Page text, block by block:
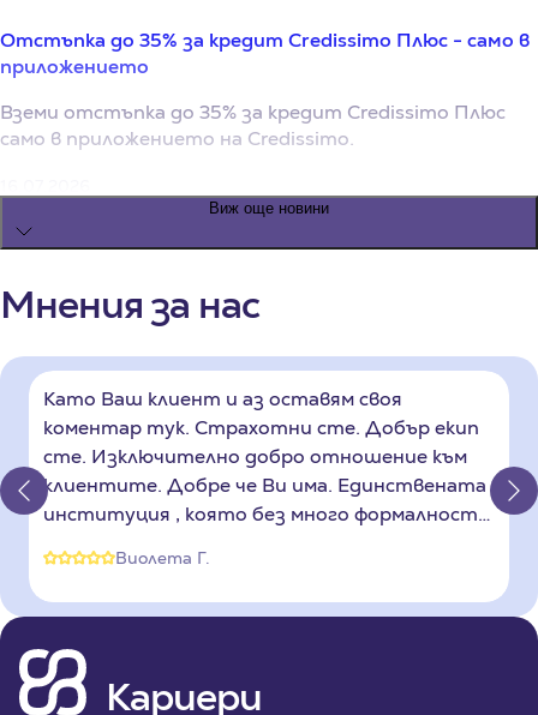
Отстъпка до 35% за кредит Credissimo Плюс - само в
приложението
Вземи отстъпка до 35% за кредит Credissimo Плюс
само в приложението на Credissimo.
Пари за близки
бюджета
11.06.2026
Твоят личен лимит
Как да разбереш колко кредит може да си позволиш?
11.06.2026
Одобряваме да гледаш футбол на световно ниво
Кой ще е световен шампион по футбол през 2026?
08.06.2026
Виж още новини
Мнения за нас
Като Ваш клиент и аз оставям своя
коментар тук. Страхотни сте. Добър екип
сте. Изключително добро отношение към
клиентите. Добре че Ви има. Единствената
институция , която без много формалности
молбите на нас, хората изпаднали ъв
финансово затрудниение. Още веднъж
клиенти да се обръщат към Вас.
Виолета Г.
Кариери